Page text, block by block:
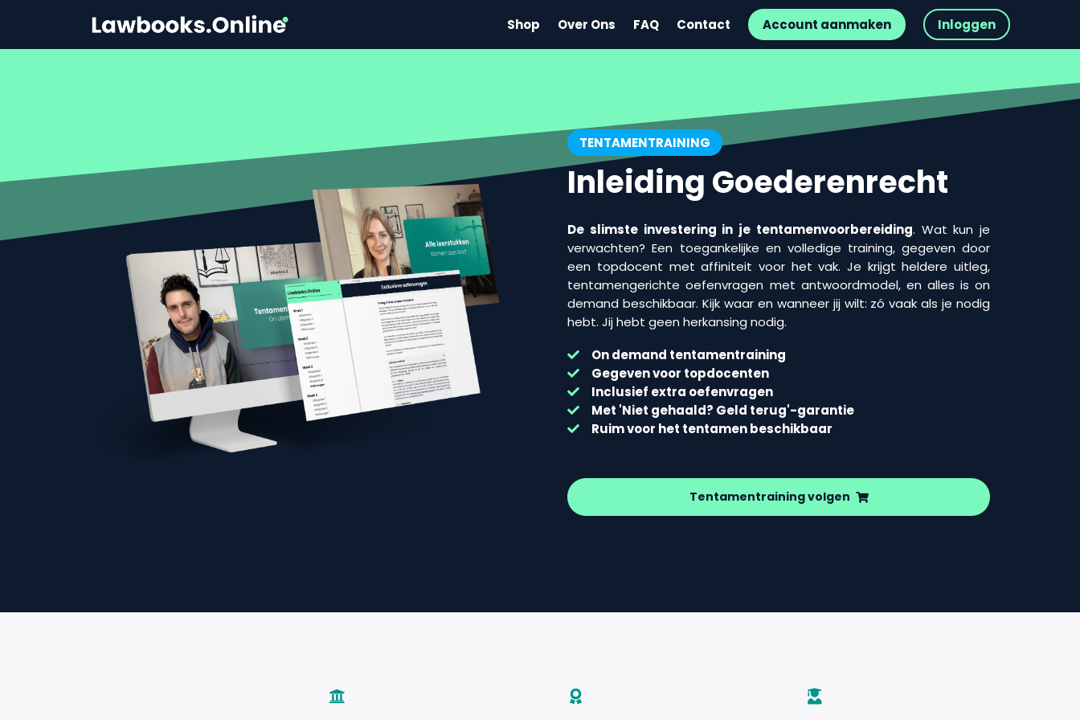
Shop Over Ons FAQ Contact Account aanmaken Inloggen
TENTAMENTRAINING
Inleiding Goederenrecht
De slimste investering in je tentamenvoorbereiding. Wat kun je
verwachten? Een toegankelijke en volledige training, gegeven door
een topdocent met affiniteit voor het vak. Je krijgt heldere uitleg,
tentamengerichte oefenvragen met antwoordmodel, en alles is on
demand beschikbaar. Kijk waar en wanneer jij wilt: zó vaak als je nodig
hebt. Jij hebt geen herkansing nodig.
On demand tentamentraining
Gegeven voor topdocenten
Inclusief extra oefenvragen
Met 'Niet gehaald? Geld terug'-garantie
Ruim voor het tentamen beschikbaar
Tentamentraining volgen